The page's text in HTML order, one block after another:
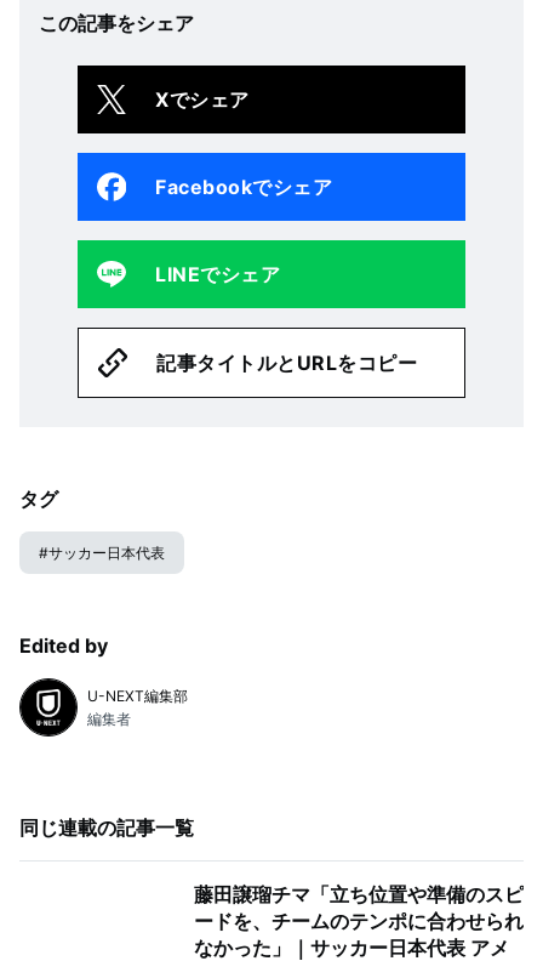
この記事をシェア
Xでシェア
Facebookでシェア
LINEでシェア
記事タイトルとURLをコピー
タグ
#サッカー日本代表
Edited by
U-NEXT編集部
編集者
同じ連載の記事一覧
藤田譲瑠チマ「立ち位置や準備のスピ
ードを、チームのテンポに合わせられ
なかった」｜サッカー日本代表 アメ